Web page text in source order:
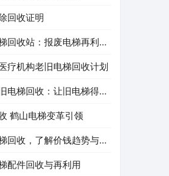
回收证明
回收站：报废电梯再利用
疗机构老旧电梯回收计划
电梯回收：让旧电梯得到
拆除回收 鹤山电梯变革引领
回收，了解价钱趋势与注
配件回收与再利用